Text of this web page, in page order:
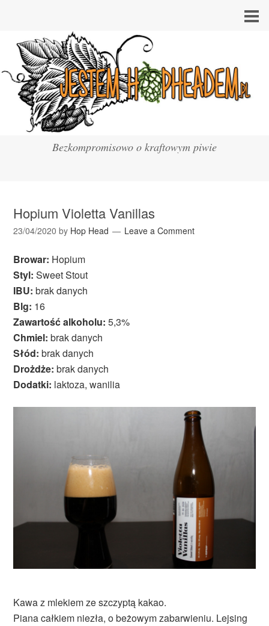
Bezkompromisowo o kraftowym piwie
Hopium Violetta Vanillas
23/04/2020 by Hop Head Leave a Comment
Browar: Hopium
Styl: Sweet Stout
IBU: brak danych
Blg: 16
Zawartość alkoholu: 5,3%
Chmiel: brak danych
Słód: brak danych
Drożdże: brak danych
Dodatki: laktoza, wanilia
Kawa z mlekiem ze szczyptą kakao.
Piana całkiem niezła, o beżowym zabarwieniu. Lejsing